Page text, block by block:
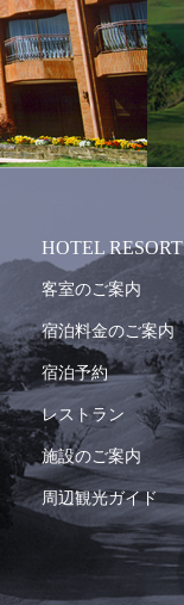
HOTEL RESORT
客室のご案内
宿泊料金のご案内
宿泊予約
レストラン
施設のご案内
周辺観光ガイド